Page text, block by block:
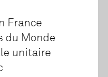
France
du Monde
unitaire